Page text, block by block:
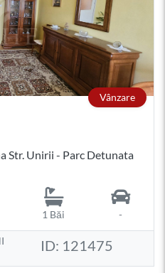
Vânzare
Str. Unirii - Parc Detunata
1 Băi -
ID: 121475